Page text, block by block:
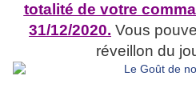
totalité de votre
31/12/2020. Vous
réveillon du